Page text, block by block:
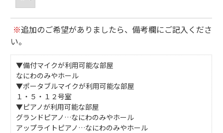
※追加のご希望がありましたら、備考欄にご記入くださ
い。
▼備付マイクが利用可能な部屋
なにわのみやホール
▼ポータブルマイクが利用可能な部屋
１・５・１２号室
▼ピアノが利用可能な部屋
グランドピアノ…なにわのみやホール
アップライトピアノ…なにわのみやホール